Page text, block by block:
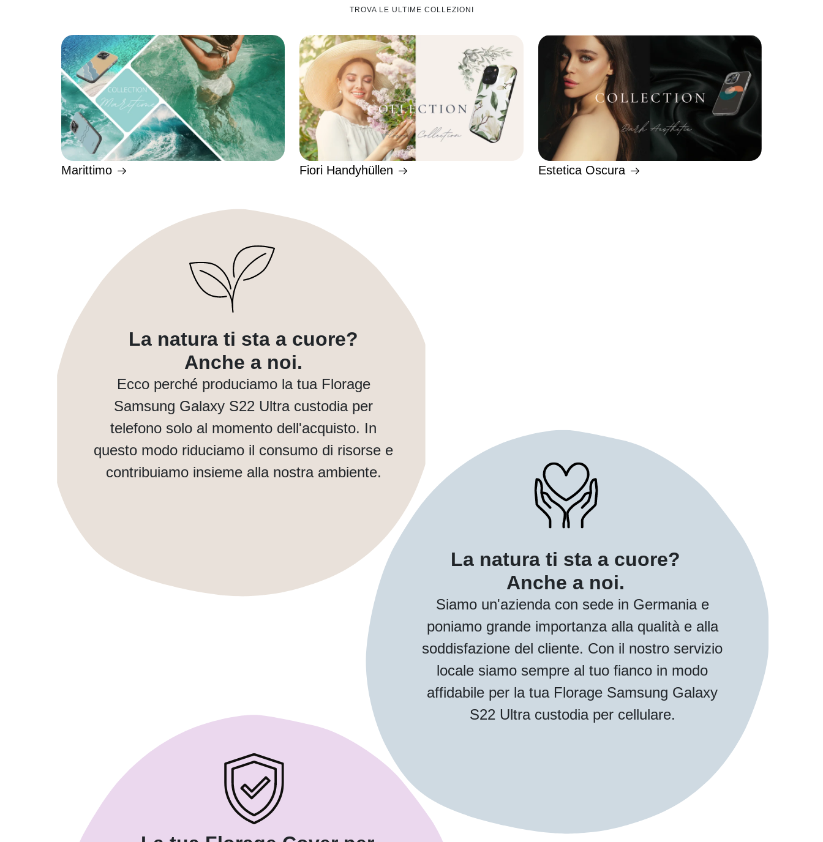
TROVA LE ULTIME COLLEZIONI
Marittimo Fiori Handyhüllen Estetica Oscura
La natura ti sta a cuore?
Anche a noi.
Ecco perché produciamo la tua Florage
Samsung Galaxy S22 Ultra custodia per
telefono solo al momento dell'acquisto. In
questo modo riduciamo il consumo di risorse e
contribuiamo insieme alla nostra ambiente.
La natura ti sta a cuore?
Anche a noi.
Siamo un'azienda con sede in Germania e
poniamo grande importanza alla qualità e alla
soddisfazione del cliente. Con il nostro servizio
locale siamo sempre al tuo fianco in modo
affidabile per la tua Florage Samsung Galaxy
S22 Ultra custodia per cellulare.